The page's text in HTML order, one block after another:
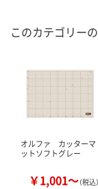
このカテゴリー
オルファ カッターマ
ットソフトグレー
￥1,001～（税込）